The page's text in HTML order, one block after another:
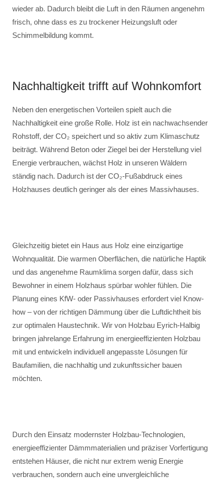
wieder ab. Dadurch bleibt die Luft in den Räumen angenehm
frisch, ohne dass es zu trockener Heizungsluft oder
Schimmelbildung kommt.
Nachhaltigkeit trifft auf Wohnkomfort
Neben den energetischen Vorteilen spielt auch die
Nachhaltigkeit eine große Rolle. Holz ist ein nachwachsender
Rohstoff, der CO₂ speichert und so aktiv zum Klimaschutz
beiträgt. Während Beton oder Ziegel bei der Herstellung viel
Energie verbrauchen, wächst Holz in unseren Wäldern
ständig nach. Dadurch ist der CO₂-Fußabdruck eines
Holzhauses deutlich geringer als der eines Massivhauses.
Gleichzeitig bietet ein Haus aus Holz eine einzigartige
Wohnqualität. Die warmen Oberflächen, die natürliche Haptik
und das angenehme Raumklima sorgen dafür, dass sich
Bewohner in einem Holzhaus spürbar wohler fühlen. Die
Planung eines KfW- oder Passivhauses erfordert viel Know-
how – von der richtigen Dämmung über die Luftdichtheit bis
zur optimalen Haustechnik. Wir von Holzbau Eyrich-Halbig
bringen jahrelange Erfahrung im energieeffizienten Holzbau
mit und entwickeln individuell angepasste Lösungen für
Baufamilien, die nachhaltig und zukunftssicher bauen
möchten.
Durch den Einsatz modernster Holzbau-Technologien,
energieeffizienter Dämmmaterialien und präziser Vorfertigung
entstehen Häuser, die nicht nur extrem wenig Energie
verbrauchen, sondern auch eine unvergleichliche